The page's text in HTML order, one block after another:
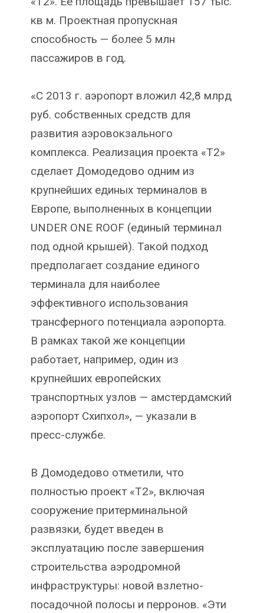
кв м. Проектная пропускная
способность — более 5 млн
пассажиров в год.
«С 2013 г. аэропорт вложил 42,8 млрд
руб. собственных средств для
развития аэровокзального
комплекса. Реализация проекта «Т2»
сделает Домодедово одним из
крупнейших единых терминалов в
Европе, выполненных в концепции
UNDER ONE ROOF (единый терминал
под одной крышей). Такой подход
предполагает создание единого
терминала для наиболее
эффективного использования
трансферного потенциала аэропорта.
В рамках такой же концепции
работает, например, один из
крупнейших европейских
транспортных узлов — амстердамский
аэропорт Схипхол», — указали в
пресс-службе.
В Домодедово отметили, что
полностью проект «Т2», включая
сооружение притерминальной
развязки, будет введен в
эксплуатацию после завершения
строительства аэродромной
инфраструктуры: новой взлетно-
посадочной полосы и перронов. «Эти